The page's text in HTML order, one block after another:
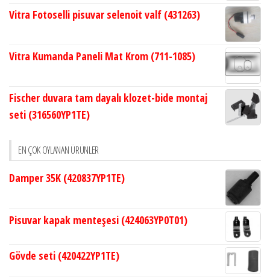
Vitra Fotoselli pisuvar selenoit valf (431263)
Vitra Kumanda Paneli Mat Krom (711-1085)
Fischer duvara tam dayalı klozet-bide montaj
seti (316560YP1TE)
EN ÇOK OYLANAN ÜRÜNLER
Damper 35K (420837YP1TE)
Pisuvar kapak menteşesi (424063YP0T01)
Gövde seti (420422YP1TE)